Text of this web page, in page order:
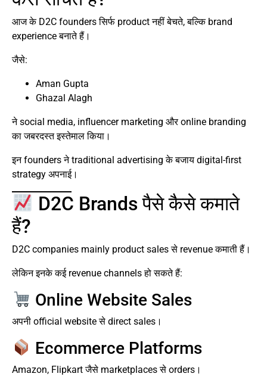
आज के D2C founders सिर्फ product नहीं बेचते, बल्कि brand
experience बनाते हैं।
जैसे:
Aman Gupta
Ghazal Alagh
ने social media, influencer marketing और online branding
का जबरदस्त इस्तेमाल किया।
इन founders ने traditional advertising के बजाय digital-first
strategy अपनाई।
D2C Brands पैसे कैसे कमाते
हैं?
D2C companies mainly product sales से revenue कमाती हैं।
लेकिन इनके कई revenue channels हो सकते हैं:
Online Website Sales
अपनी official website से direct sales।
Ecommerce Platforms
Amazon, Flipkart जैसे marketplaces से orders।